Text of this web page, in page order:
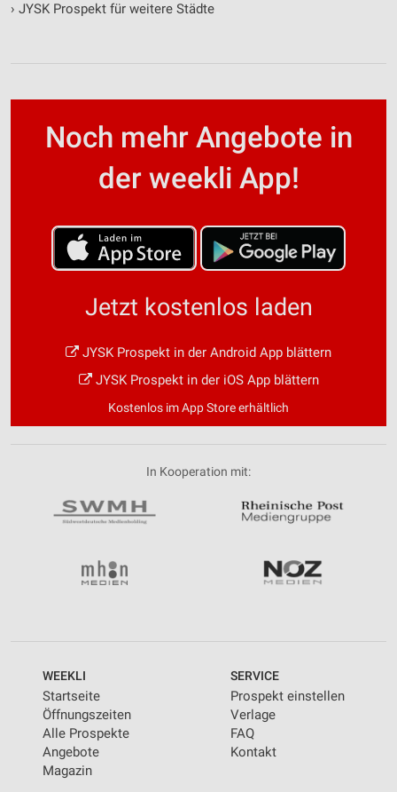
› JYSK Prospekt für weitere Städte
Noch mehr Angebote in
der weekli App!
Jetzt kostenlos laden
JYSK Prospekt in der Android App blättern
JYSK Prospekt in der iOS App blättern
Kostenlos im App Store erhältlich
In Kooperation mit:
WEEKLI
Startseite
Öffnungszeiten
Alle Prospekte
Angebote
Magazin
SERVICE
Prospekt einstellen
Verlage
FAQ
Kontakt